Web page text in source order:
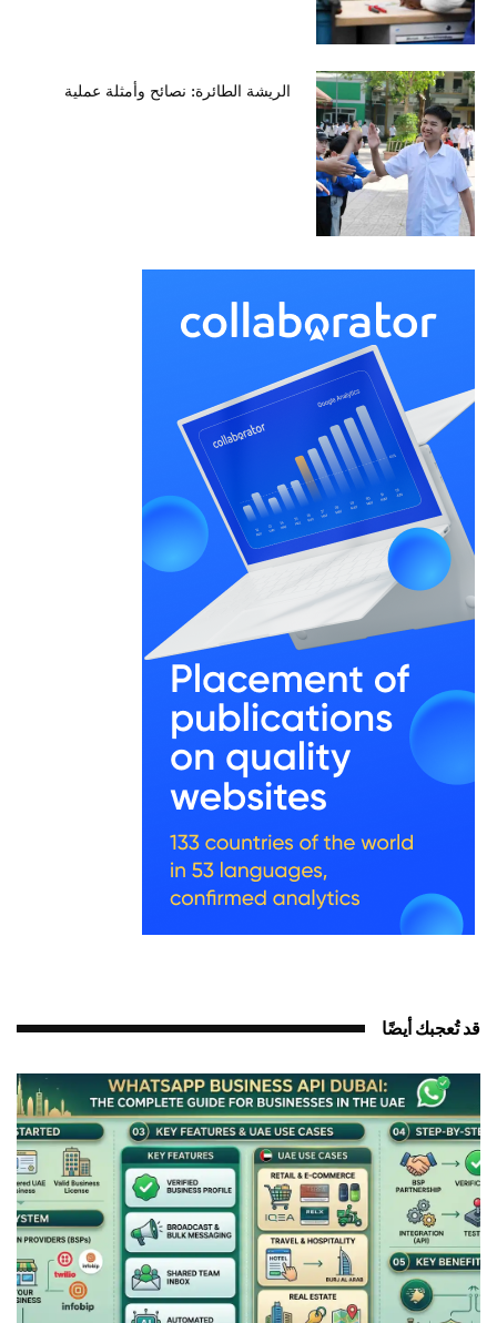
الريشة الطائرة: نصائح وأمثلة عملية
قد تُعجبك أيضًا